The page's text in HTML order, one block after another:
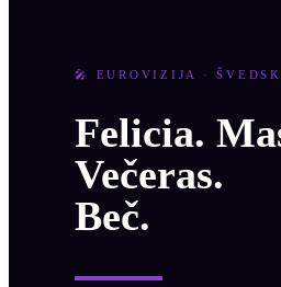
🎤 EUROVIZIJA ·
Felicia.
Večeras.
Beč.